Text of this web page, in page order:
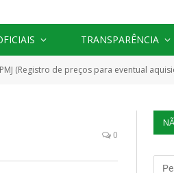
TRANSPARÊNCIA
de gêneros alimentícios perecíveis e não perecíveis para a merenda escolar,
0